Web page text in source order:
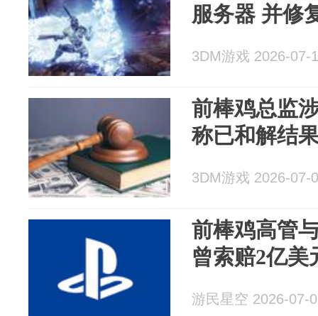
服务器 并修
3DM游戏 2026-07-
前棒鸡总监
称已和解结
3DM游戏 2026-07-
前棒鸡高管
曾索赔2亿美
游民星空 2026-07-